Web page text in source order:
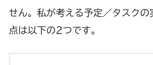
せん。私が考える予定／タスク
点は以下の2つです。